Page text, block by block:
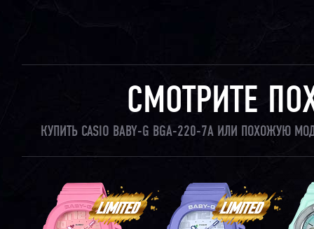
СМОТРИТЕ
КУПИТЬ CASIO BABY-G BGA-220-7A ИЛИ ПОХОЖУЮ